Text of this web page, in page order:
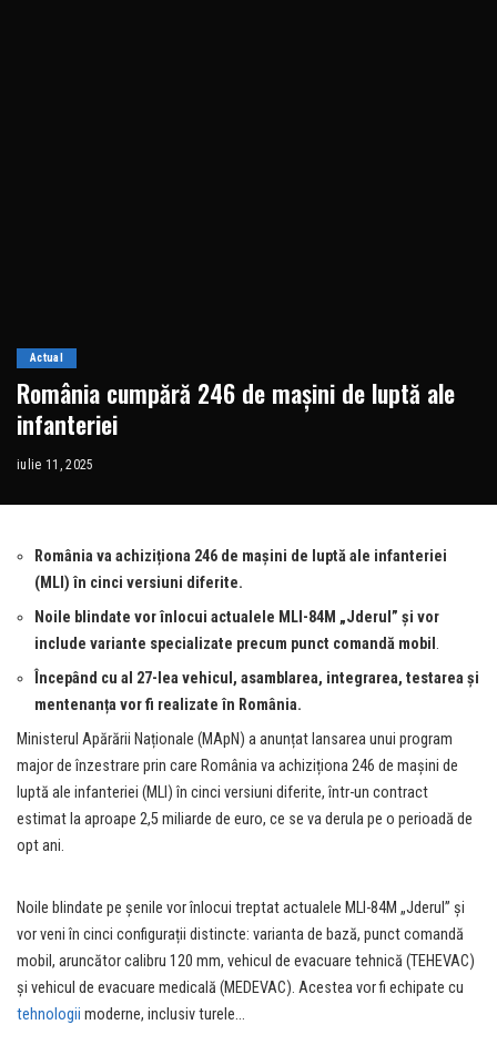
Actual
România cumpără 246 de mașini de luptă ale
infanteriei
iulie 11, 2025
România va achiziționa 246 de mașini de luptă ale infanteriei
(MLI) în cinci versiuni diferite.
Noile blindate vor înlocui actualele MLI-84M „Jderul” și vor
include variante specializate precum punct comandă mobil .
Începând cu al 27-lea vehicul, asamblarea, integrarea, testarea și
mentenanța vor fi realizate în România.
Ministerul Apărării Naționale (MApN) a anunțat lansarea unui program
major de înzestrare prin care România va achiziționa 246 de mașini de
luptă ale infanteriei (MLI) în cinci versiuni diferite, într-un contract
estimat la aproape 2,5 miliarde de euro, ce se va derula pe o perioadă de
opt ani.
Noile blindate pe șenile vor înlocui treptat actualele MLI-84M „Jderul” și
vor veni în cinci configurații distincte: varianta de bază, punct comandă
mobil, aruncător calibru 120 mm, vehicul de evacuare tehnică (TEHEVAC)
și vehicul de evacuare medicală (MEDEVAC). Acestea vor fi echipate cu
tehnologii moderne, inclusiv turele…